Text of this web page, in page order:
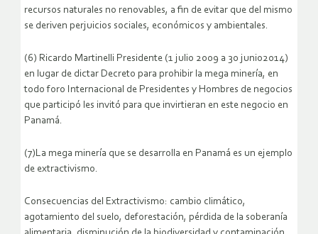
recursos naturales no renovables, a fin de evitar que del mismo
se deriven perjuicios sociales, económicos y ambientales.
(6) Ricardo Martinelli Presidente (1 julio 2009 a 30 junio2014)
en lugar de dictar Decreto para prohibir la mega minería, en
todo foro Internacional de Presidentes y Hombres de negocios
que participó les invitó para que invirtieran en este negocio en
Panamá.
(7)La mega minería que se desarrolla en Panamá es un ejemplo
de extractivismo.
Consecuencias del Extractivismo: cambio climático,
agotamiento del suelo, deforestación, pérdida de la soberanía